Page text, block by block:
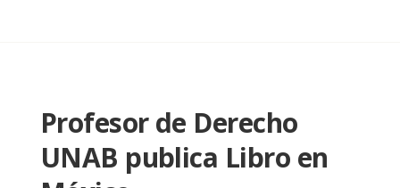
Profesor de Derecho
UNAB publica Libro en